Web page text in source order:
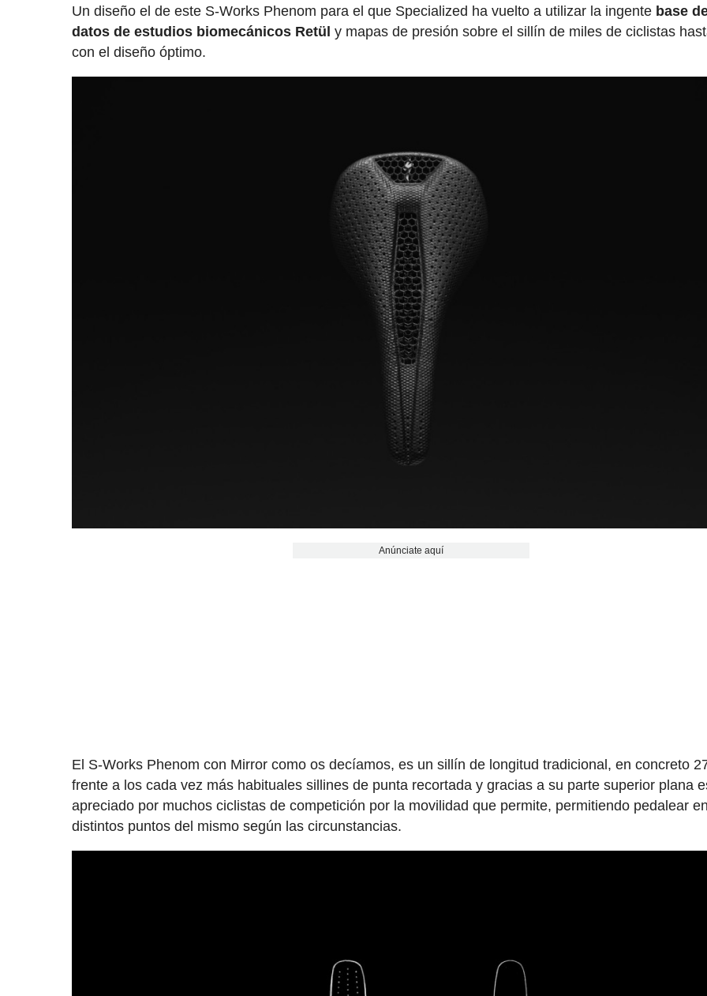
Un diseño el de este S-Works Phenom para el que Specialized ha vuelto a utilizar la ingente base
datos de estudios biomecánicos Retül y mapas de presión sobre el sillín de miles de ciclistas
con el diseño óptimo.
Anúnciate aquí
El S-Works Phenom con Mirror como os decíamos, es un sillín de longitud tradicional, en concreto
frente a los cada vez más habituales sillines de punta recortada y gracias a su parte superior plana
apreciado por muchos ciclistas de competición por la movilidad que permite, permitiendo pedalear en
distintos puntos del mismo según las circunstancias.